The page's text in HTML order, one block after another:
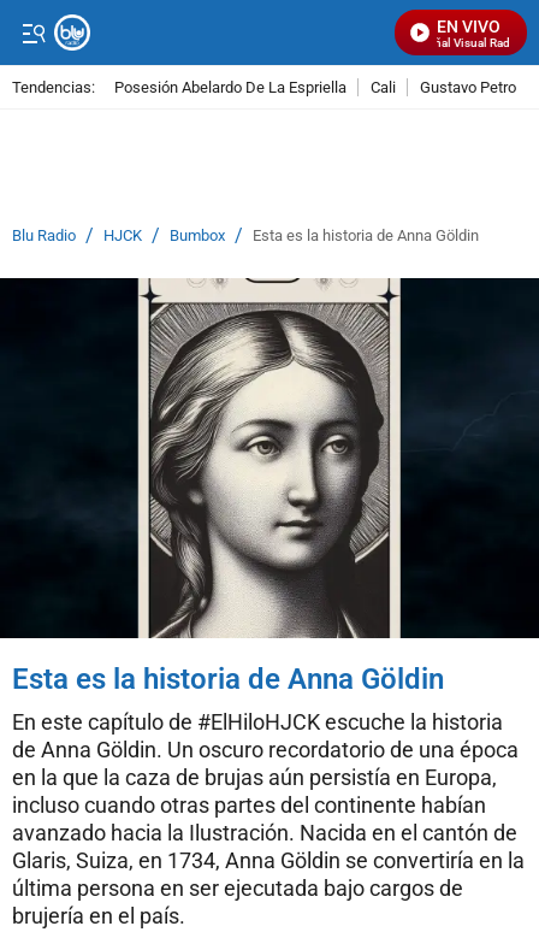
EN VIVO
Señal Visual Radio
Tendencias: Posesión Abelardo De La Espriella Cali Gustavo Petro
Blu Radio / HJCK / Bumbox / Esta es la historia de Anna Göldin
Esta es la historia de Anna Göldin
En este capítulo de #ElHiloHJCK escuche la historia
de Anna Göldin. Un oscuro recordatorio de una época
en la que la caza de brujas aún persistía en Europa,
incluso cuando otras partes del continente habían
avanzado hacia la Ilustración. Nacida en el cantón de
Glaris, Suiza, en 1734, Anna Göldin se convertiría en la
última persona en ser ejecutada bajo cargos de
brujería en el país.